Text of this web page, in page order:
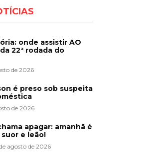
onde assistir AO
22ª rodada do
de 2026
é preso sob suspeita
de 2026
apagar: amanhã é
e leão!
agosto de 2026